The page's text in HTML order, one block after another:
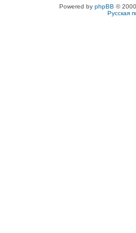
Powered by phpBB ©
Русская